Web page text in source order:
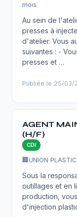
mois
Au sein de
presses à
d'atelier. Vous
suivantes : -
presses et …
Publiée le 25/03/
AGENT
(H/F)
CDI
🏢UNION PLASTIC
Sous la
outillages et en
production,
d'injection